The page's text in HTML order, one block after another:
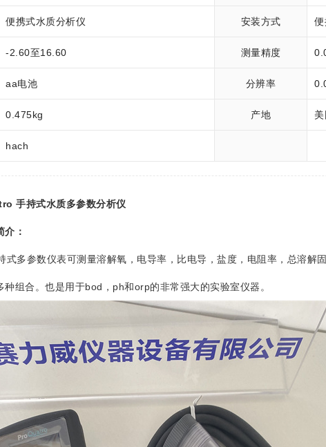
便携式水质分析仪 安装方式 便
-2.60至16.60 测量精度
aa电池 分辨率
0.475kg 产地 美
hach
手持式水质多参数分析仪
介：
参数仪表可测量溶解氧，电导率，比电导，盐度，电阻率，总溶解
种组合。也是用于bod，ph和orp的非常强大的实验室仪器。